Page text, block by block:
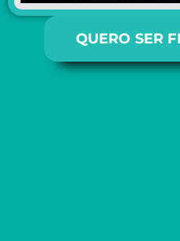
QUERO SER